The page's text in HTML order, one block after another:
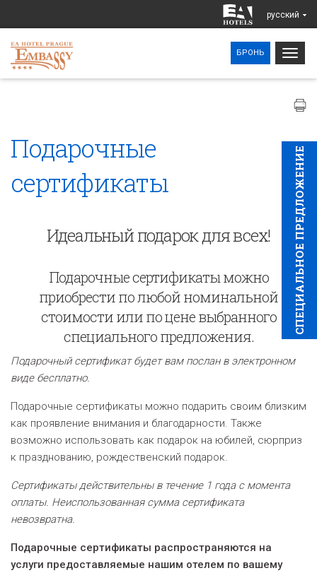
pусский
БРОНЬ
CПЕЦИAЛЬНОЕ ПРЕДЛОЖЕНИЕ
Подарочные
сертификаты
Идеальный подарок для всех!
Подарочные сертификаты можно
приобрести по любой номинальной
стоимости или по цене выбранного
специального предложения.
Подарочный сертификат будет вам послан в электронном
виде бесплатно.
Подарочные сертификаты можно подарить своим близким
как проявление внимания и благодарности. Также
возможно использовать как подарок на юбилей, сюрприз
к празднованию, рождественский подарок.
Сертификаты действительны в течение 1 года с момента
оплаты. Неиспользованная сумма сертификата
невозвратна.
Подарочные сертификаты распространяются на
услуги предоставляемые нашим отелем по вашему